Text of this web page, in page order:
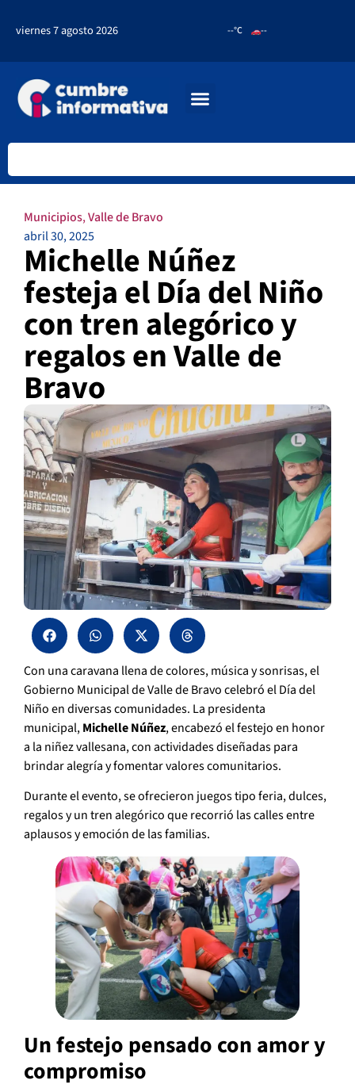
viernes 7 agosto 2026 --°C --
Municipios,Valle de Bravo
abril 30, 2025
Michelle Núñez
festeja el Día del Niño
con tren alegórico y
regalos en Valle de
Bravo
Con una caravana llena de colores, música y sonrisas, el
Gobierno Municipal de Valle de Bravo celebró el Día del
Niño en diversas comunidades. La presidenta
municipal,Michelle Núñez, encabezó el festejo en honor
a la niñez vallesana, con actividades diseñadas para
brindar alegría y fomentar valores comunitarios.
Durante el evento, se ofrecieron juegos tipo feria, dulces,
regalos y un tren alegórico que recorrió las calles entre
aplausos y emoción de las familias.
Un festejo pensado con amor y
compromiso